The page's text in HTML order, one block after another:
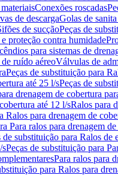
Conexões roscadas
de descargaGolas de
de sucçãoPeças de
proteção contra humidade
para sistemas de
ruído aéreoVálvulas de
Peças de substituição para
até 25 l/sPeças de
drenagem de cobertura
até 12 l/sRalos para
Ralos para drenagem de
Para ralos para drenagem
de substituição para Ralos de
sPeças de substituição para
Para ralos para
para Ralos para